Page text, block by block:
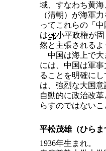
域、すなわち黄
（清朝）が海軍
ってこれらの「
は
小平政権が
然と主張されるよ
中国は海上で大
には、中国は軍
ることを明確に
は、強烈な大国
自動的に政治改
らすのではないこ
平松茂雄（ひら
1936年生まれ。